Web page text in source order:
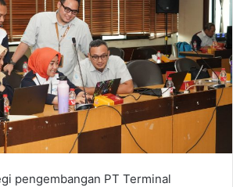
pengembangan PT Terminal